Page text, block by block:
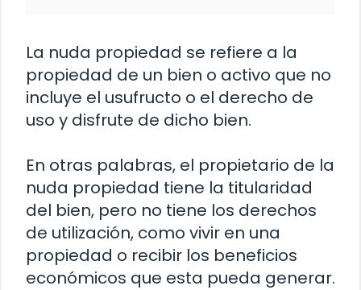
La nuda propiedad se refiere a la
propiedad de un bien o activo que no
incluye el usufructo o el derecho de
uso y disfrute de dicho bien.
En otras palabras, el propietario de la
nuda propiedad tiene la titularidad
del bien, pero no tiene los derechos
de utilización, como vivir en una
propiedad o recibir los beneficios
económicos que esta pueda generar.